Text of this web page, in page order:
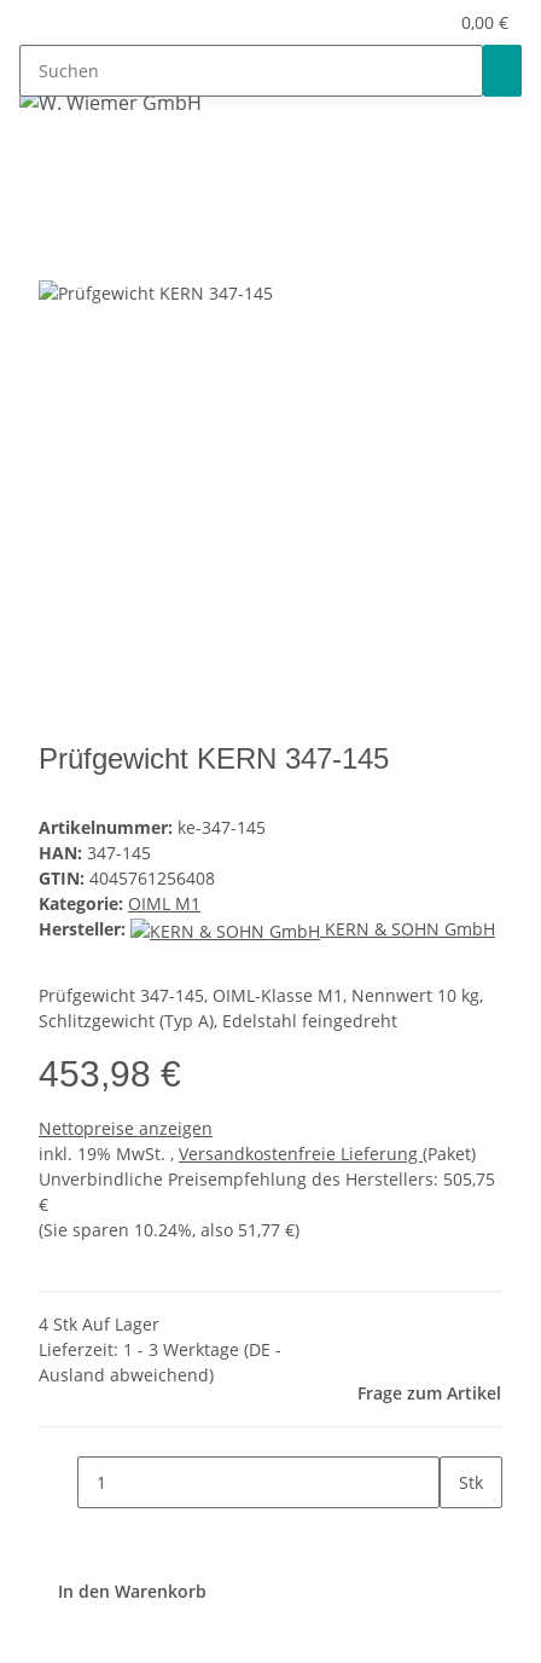
0,00 €
Prüfgewicht KERN 347-145
Artikelnummer: ke-347-145
HAN: 347-145
GTIN: 4045761256408
Kategorie: OIML M1
Hersteller:
KERN & SOHN GmbH
Prüfgewicht 347-145, OIML-Klasse M1, Nennwert 10 kg,
Schlitzgewicht (Typ A), Edelstahl feingedreht
453,98 €
Nettopreise anzeigen
inkl. 19% MwSt. , Versandkostenfreie Lieferung (Paket)
Unverbindliche Preisempfehlung des Herstellers: 505,75
€
(Sie sparen 10.24%, also 51,77 €)
4 Stk Auf Lager
Lieferzeit: 1 - 3 Werktage (DE -
Ausland abweichend)
Frage zum Artikel
Stk
In den Warenkorb